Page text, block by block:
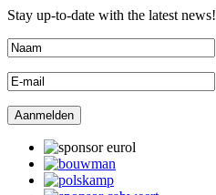
Stay up-to-date with the latest news!